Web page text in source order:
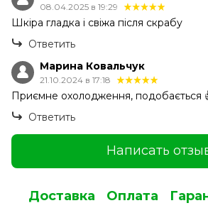
08.04.2025 в 19:29
Шкіра гладка і свіжа після скрабу
Ответить
Марина Ковальчук
21.10.2024 в 17:18
Приємне охолодження, подобається
Ответить
Написать
Доставка Оплата